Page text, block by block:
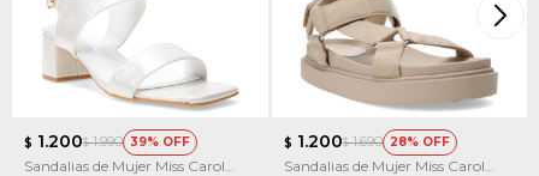
$ 1.200$ 1.990 39
Sandalias de Mujer Miss Carol
$ 1.200$ 1.690 28
Sandalias de Mujer Miss Carol